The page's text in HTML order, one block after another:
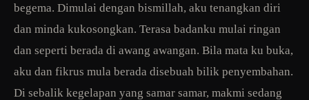
begema. Dimulai dengan bismillah, aku tenangkan diri
dan minda kukosongkan. Terasa badanku mulai ringan
dan seperti berada di awang awangan. Bila mata ku buka,
aku dan fikrus mula berada disebuah bilik penyembahan.
Di sebalik kegelapan yang samar samar, makmi sedang